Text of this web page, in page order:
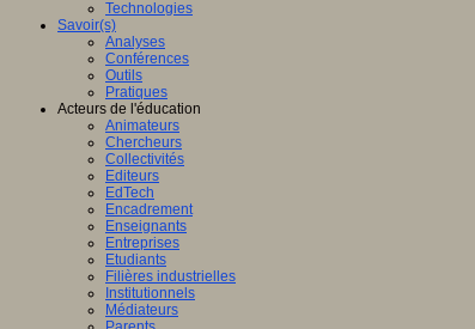
Technologies
Savoir(s)
Analyses
Conférences
Outils
Pratiques
Acteurs de l'éducation
Animateurs
Chercheurs
Collectivités
Editeurs
EdTech
Encadrement
Enseignants
Entreprises
Etudiants
Filières industrielles
Institutionnels
Médiateurs